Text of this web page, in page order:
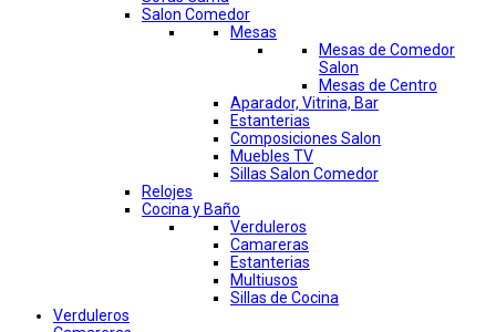
Salon Comedor
Mesas
Mesas de Comedor
Salon
Mesas de Centro
Aparador, Vitrina, Bar
Estanterias
Composiciones Salon
Muebles TV
Sillas Salon Comedor
Relojes
Cocina y Baño
Verduleros
Camareras
Estanterias
Multiusos
Sillas de Cocina
Verduleros